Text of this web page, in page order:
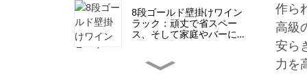
8段ゴールド壁掛けワイン
ラック：頑丈で省スペー
ス、そして家庭やバーに最
8段ブラック壁掛けワイン
作ら
高級
安ら
力を